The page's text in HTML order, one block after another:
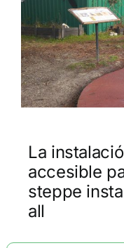
La
accesible
steppe
all